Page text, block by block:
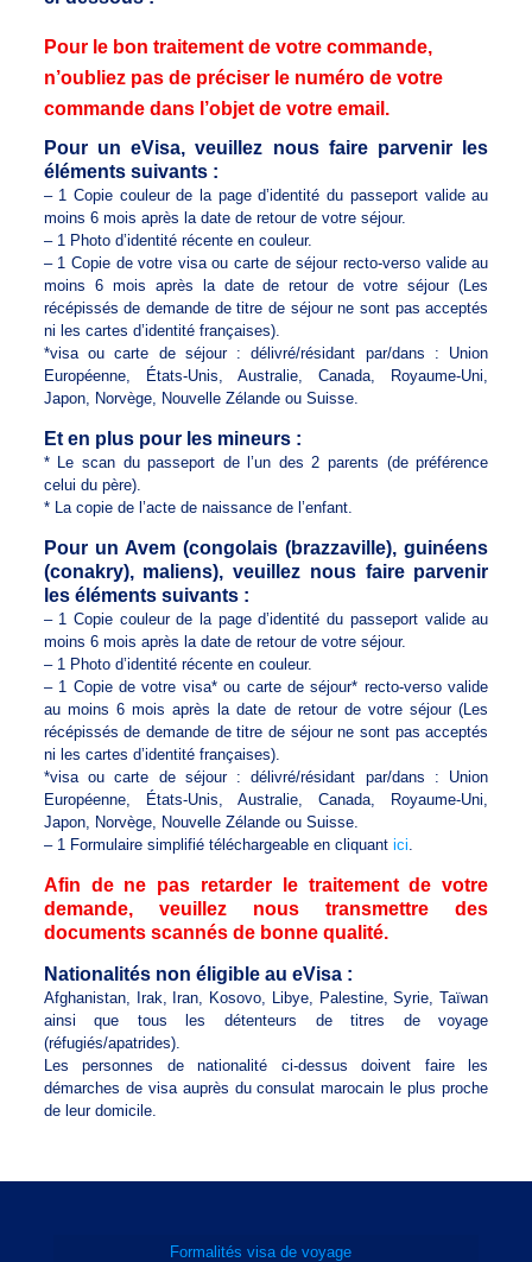
Pour le bon traitement de votre commande,
n’oubliez pas de préciser le numéro de votre
commande dans l’objet de votre email.
Pour un eVisa, veuillez nous faire parvenir les
éléments suivants :
– 1 Copie couleur de la page d’identité du passeport valide au
moins 6 mois après la date de retour de votre séjour.
– 1 Photo d’identité récente en couleur.
– 1 Copie de votre visa ou carte de séjour recto-verso valide au
moins 6 mois après la date de retour de votre séjour (Les
récépissés de demande de titre de séjour ne sont pas acceptés
ni les cartes d’identité françaises).
*visa ou carte de séjour : délivré/résidant par/dans : Union
Européenne, États-Unis, Australie, Canada, Royaume-Uni,
Japon, Norvège, Nouvelle Zélande ou Suisse.
Et en plus pour les mineurs :
* Le scan du passeport de l’un des 2 parents (de préférence
celui du père).
* La copie de l’acte de naissance de l’enfant.
Pour un Avem (congolais (brazzaville), guinéens
(conakry), maliens), veuillez nous faire parvenir
les éléments suivants :
– 1 Copie couleur de la page d’identité du passeport valide au
moins 6 mois après la date de retour de votre séjour.
– 1 Photo d’identité récente en couleur.
– 1 Copie de votre visa* ou carte de séjour* recto-verso valide
au moins 6 mois après la date de retour de votre séjour (Les
récépissés de demande de titre de séjour ne sont pas acceptés
ni les cartes d’identité françaises).
*visa ou carte de séjour : délivré/résidant par/dans : Union
Européenne, États-Unis, Australie, Canada, Royaume-Uni,
Japon, Norvège, Nouvelle Zélande ou Suisse.
– 1 Formulaire simplifié téléchargeable en cliquant ici
Afin de ne pas retarder le traitement de votre
demande, veuillez nous transmettre des
documents scannés de bonne qualité.
Nationalités non éligible au eVisa :
Afghanistan, Irak, Iran, Kosovo, Libye, Palestine, Syrie, Taïwan
ainsi que tous les détenteurs de titres de voyage
(réfugiés/apatrides).
Les personnes de nationalité ci-dessus doivent faire les
démarches de visa auprès du consulat marocain le plus proche
de leur domicile.
Formalités visa de voyage